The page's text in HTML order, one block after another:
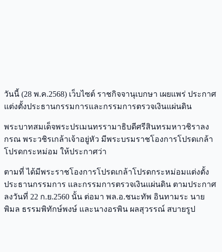
วันนี้ (28 พ.ค.2568) เว็บไซต์ ราชกิจจานุเบกษา เผยแพร่ ประกาศ
แต่งตั้งประธานกรรมการและกรรมการตรวจเงินแผ่นดิน
พระบาทสมเด็จพระปรเมนทรรามาธิบดีศรีสินทรมหาวชิราลง
กรณ พระวชิรเกล้าเจ้าอยู่หัว มีพระบรมราชโองการโปรดเกล้า
โปรดกระหม่อม ให้ประกาศว่า
ตามที่ ได้มีพระราชโองการโปรดเกล้าโปรดกระหม่อมแต่งตั้ง
ประธานกรรมการ และกรรมการตรวจเงินแผ่นดิน ตามประกาศ
ลงวันที่ 22 ก.ย.2560 นั้น ต่อมา พล.อ.ชนะทัพ อินทามระ นาย
พิมล ธรรมพิทักษ์พงษ์ และนางอรพิน ผลสุวรรณ์ สบายรูป